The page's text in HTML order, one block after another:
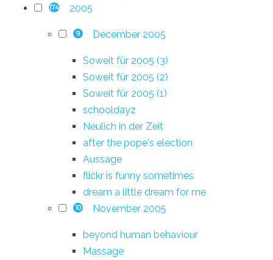
174 2005
9 December 2005
Soweit für 2005 (3)
Soweit für 2005 (2)
Soweit für 2005 (1)
schooldayz
Neulich in der Zeit
after the pope's election
Aussage
flickr is funny sometimes
dream a little dream for me
10 November 2005
beyond human behaviour
Massage